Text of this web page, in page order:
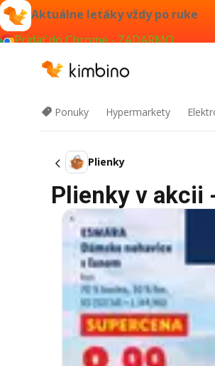
Aktuálne letáky vždy po ruke
Pridať do Chrome - ZADARMO
Ponuky Hypermarkety
Plienky
Plienky v akcii